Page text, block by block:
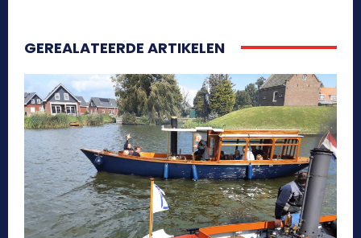
GEREALATEERDE ARTIKELEN